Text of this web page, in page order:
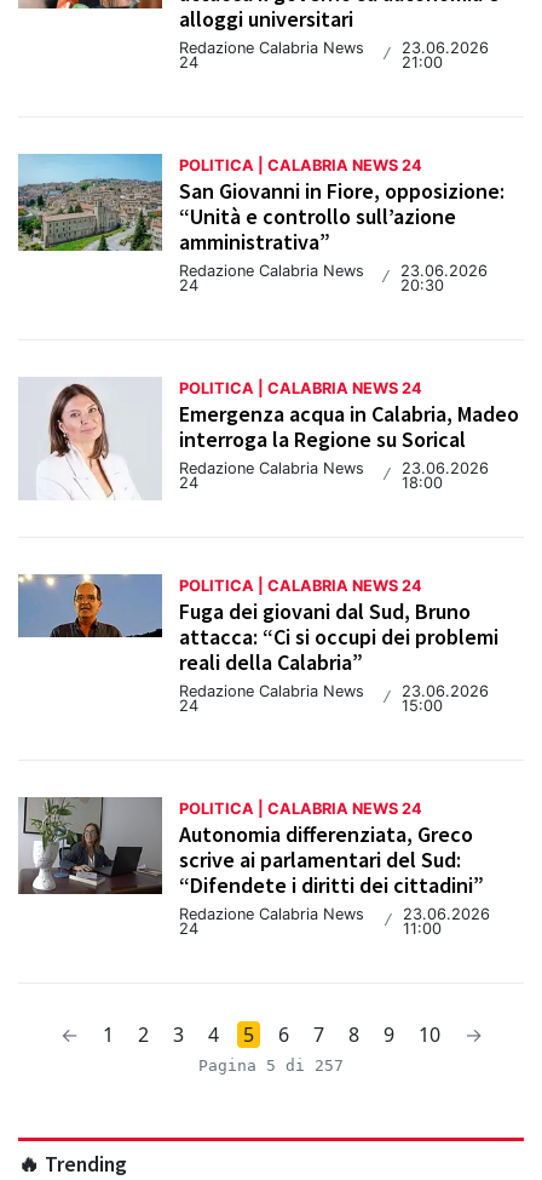
alloggi universitari
Redazione Calabria News
24
/
23.06.2026
21:00
POLITICA | CALABRIA NEWS 24
San Giovanni in Fiore, opposizione:
“Unità e controllo sull’azione
amministrativa”
Redazione Calabria News
24
/
23.06.2026
20:30
POLITICA | CALABRIA NEWS 24
Emergenza acqua in Calabria, Madeo
interroga la Regione su Sorical
Redazione Calabria News
24
/
23.06.2026
18:00
POLITICA | CALABRIA NEWS 24
Fuga dei giovani dal Sud, Bruno
attacca: “Ci si occupi dei problemi
reali della Calabria”
Redazione Calabria News
24
/
23.06.2026
15:00
POLITICA | CALABRIA NEWS 24
Autonomia differenziata, Greco
scrive ai parlamentari del Sud:
“Difendete i diritti dei cittadini”
Redazione Calabria News
24
/
23.06.2026
11:00
← 1 2 3 4 5 6 7 8 9 10 →
Pagina 5 di 257
🔥 Trending